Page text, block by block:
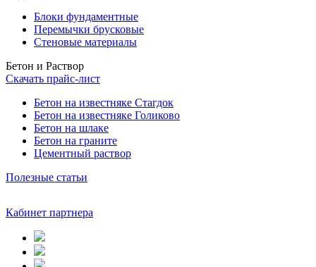
Блоки фундаментные
Перемычки брусковые
Стеновые материалы
Бетон и Раствор
Скачать прайс-лист
Бетон на известняке Стагдок
Бетон на известняке Голиково
Бетон на шлаке
Бетон на граните
Цементный раствор
Полезные статьи
Кабинет партнера